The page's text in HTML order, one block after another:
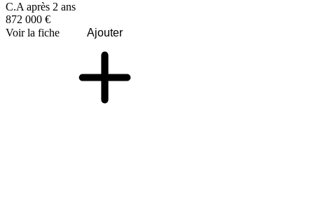
C.A après 2 ans
872 000 €
Voir la fiche
Ajouter